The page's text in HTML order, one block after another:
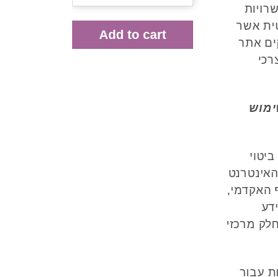
אשר
אתר
האקדמי,
מרכזי
עבור
Add to cart